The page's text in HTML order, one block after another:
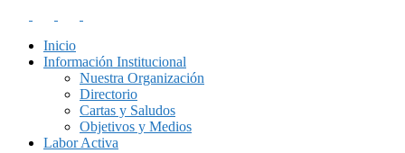
Inicio
Información Institucional
Nuestra Organización
Directorio
Cartas y Saludos
Objetivos y Medios
Labor Activa